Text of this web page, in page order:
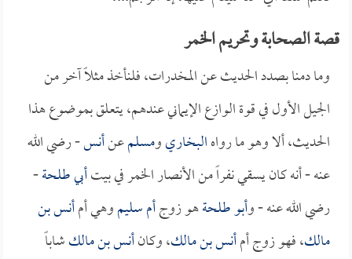
قصة الصحابة وتحريم الخمر
وما دمنا بصدد الحديث عن المخدرات، فلنأخذ مثلاً آخر من
الجيل الأول في قوة الوازع الإيماني عندهم، يتعلق بموضوع هذا
الحديث، ألا وهو ما رواهالبخاريومسلمعنأنس- رضي الله
عنه - أنه كان يسقي نفراً من الأنصار الخمر في بيتأبي طلحة-
رضي الله عنه - وأبو طلحةهو زوجأم سليموهي أمأنس بن
مالك، فهو زوج أمأنس بن مالك، وكانأنس بن مالكشاباً